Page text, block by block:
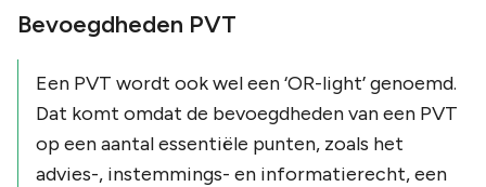
Bevoegdheden PVT
Een PVT wordt ook wel een ‘OR-light’ genoemd.
Dat komt omdat de bevoegdheden van een PVT
op een aantal essentiële punten, zoals het
advies-, instemmings- en informatierecht, een